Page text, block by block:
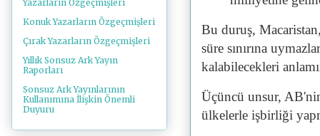
Bu duruş,
süre sınırına
kalabilecekleri
Üçüncü unsur,
ülkelerle işbirliği
Yazarların Özgeçmişleri
Konuk Yazarların Özgeçmişleri
Çırak Yazarların Özgeçmişleri
Yıllık Sonsuz Ark Yayın
Raporları
Sonsuz Ark Yayınlarının
Kullanımına İlişkin Önemli
Duyuru